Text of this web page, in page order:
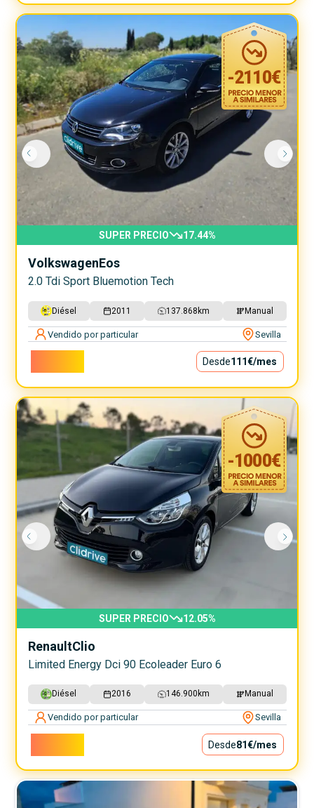
-2110€
SUPER PRECIO 17.44%
VolkswagenEos
2.0 Tdi Sport Bluemotion Tech
Diésel 2011 137.868 km Manual
Vendido por particular Sevilla
Desde111€/mes
-1000€
SUPER PRECIO 12.05%
RenaultClio
Limited Energy Dci 90 Ecoleader Euro 6
Diésel 2016 146.900 km Manual
Vendido por particular Sevilla
Desde81€/mes